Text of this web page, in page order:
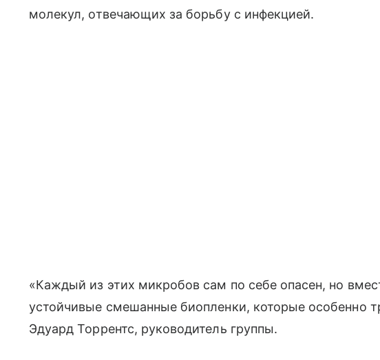
молекул, отвечающих за борьбу с инфекцией.
«Каждый из этих микробов сам по себе опасен, но
устойчивые смешанные биопленки, которые особенно
Эдуард Торрентс, руководитель группы.